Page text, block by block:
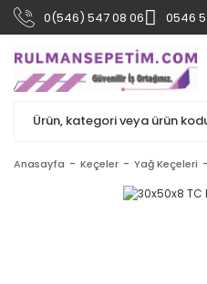
0(546) 547 08 06 0546
Anasayfa Keçeler Yağ Keçeleri